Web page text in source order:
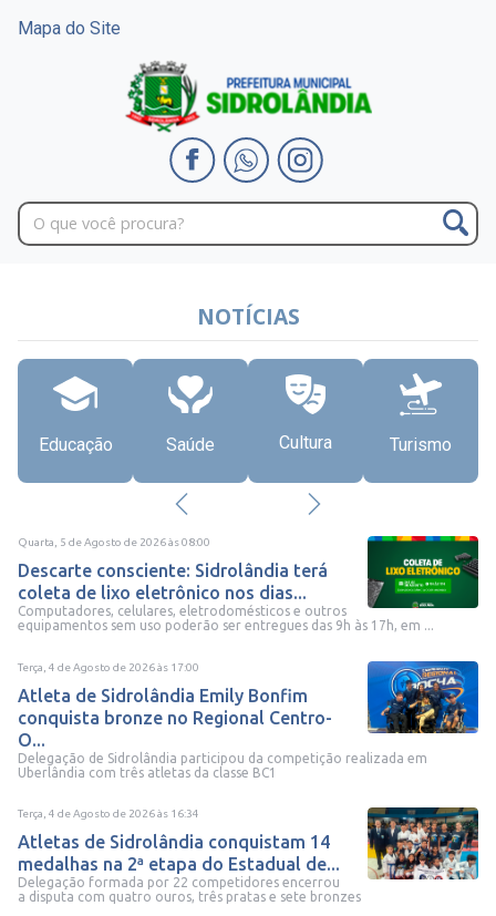
Mapa do Site
NOTÍCIAS
Educação Saúde Cultura Turismo
Quarta, 5 de Agosto de 2026às08:00
Descarte consciente: Sidrolândia terá
coleta de lixo eletrônico nos dias...
Computadores, celulares, eletrodomésticos e outros
equipamentos sem uso poderão ser entregues das 9h às 17h, em ...
Terça, 4 de Agosto de 2026às 17:00
Atleta de Sidrolândia Emily Bonfim
conquista bronze no Regional Centro-
O...
Delegação de Sidrolândia participou da competição realizada em
Uberlândia com três atletas da classe BC1
Terça, 4 de Agosto de 2026às 16:34
Atletas de Sidrolândia conquistam 14
medalhas na 2ª etapa do Estadual de...
Delegação formada por 22 competidores encerrou
a disputa com quatro ouros, três pratas e sete bronzes